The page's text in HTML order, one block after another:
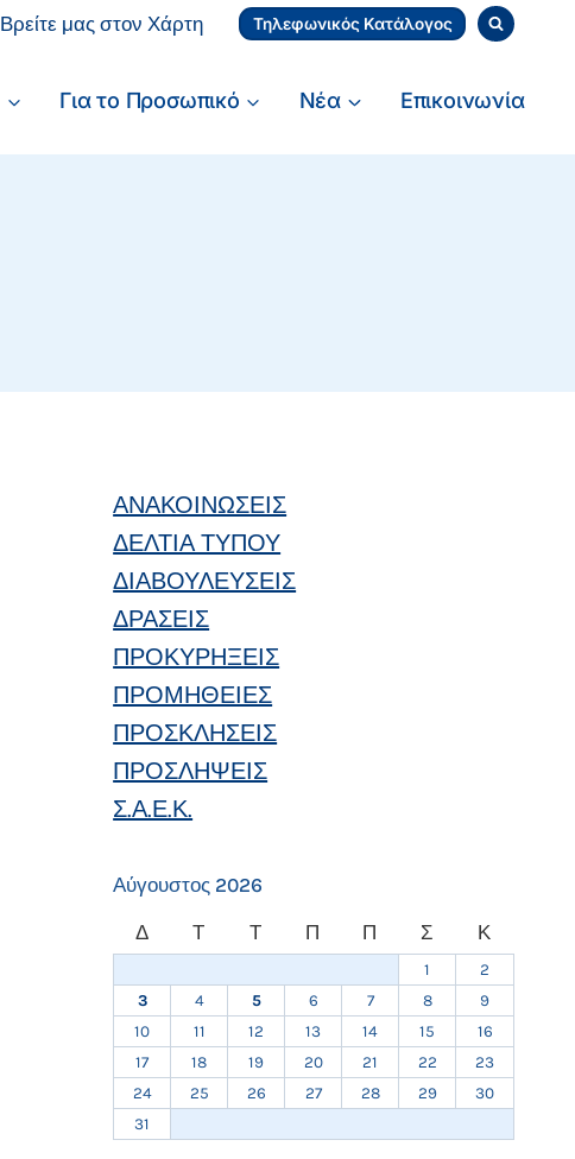
Βρείτε μας στον Χάρτη Τηλεφωνικός Κατάλογος
Για το Προσωπικό Νέα Επικοινωνία
ΑΝΑΚΟΙΝΩΣΕΙΣ
ΔΕΛΤΙΑ ΤΥΠΟΥ
ΔΙΑΒΟΥΛΕΥΣΕΙΣ
ΔΡΑΣΕΙΣ
ΠΡΟΚΥΡΗΞΕΙΣ
ΠΡΟΜΗΘΕΙΕΣ
ΠΡΟΣΚΛΗΣΕΙΣ
ΠΡΟΣΛΗΨΕΙΣ
Σ.Α.Ε.Κ.
Αύγουστος 2026
Δ
Τ Τ Π Π Σ Κ
1
2
3
4 5 6 7 8
9
10
11 12 13 14 15
16
17
18 19 20 21 22
23
24
25 26 27 28 29
30
31